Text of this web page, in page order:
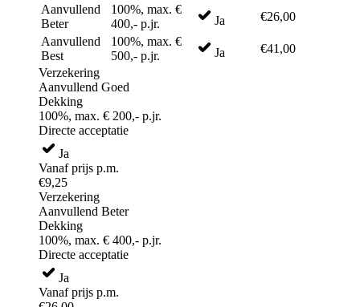
Aanvullend
Beter
100%, max. €
400,- p.jr.
Ja
€26,00
Aanvullend
Best
100%, max. €
500,- p.jr.
Ja
€41,00
Verzekering
Aanvullend Goed
Dekking
100%, max. € 200,- p.jr.
Directe acceptatie
Ja
Vanaf prijs p.m.
€9,25
Verzekering
Aanvullend Beter
Dekking
100%, max. € 400,- p.jr.
Directe acceptatie
Ja
Vanaf prijs p.m.